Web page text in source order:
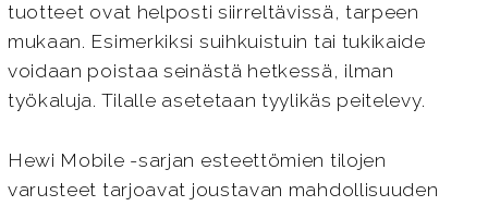
tuotteet ovat helposti siirreltävissä, tarpeen
mukaan. Esimerkiksi suihkuistuin tai tukikaide
voidaan poistaa seinästä hetkessä, ilman
työkaluja. Tilalle asetetaan tyylikäs peitelevy.
Hewi Mobile -sarjan esteettömien tilojen
varusteet tarjoavat joustavan mahdollisuuden